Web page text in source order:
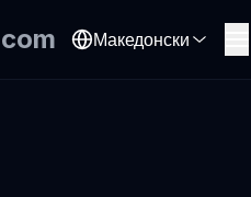
com Македонски